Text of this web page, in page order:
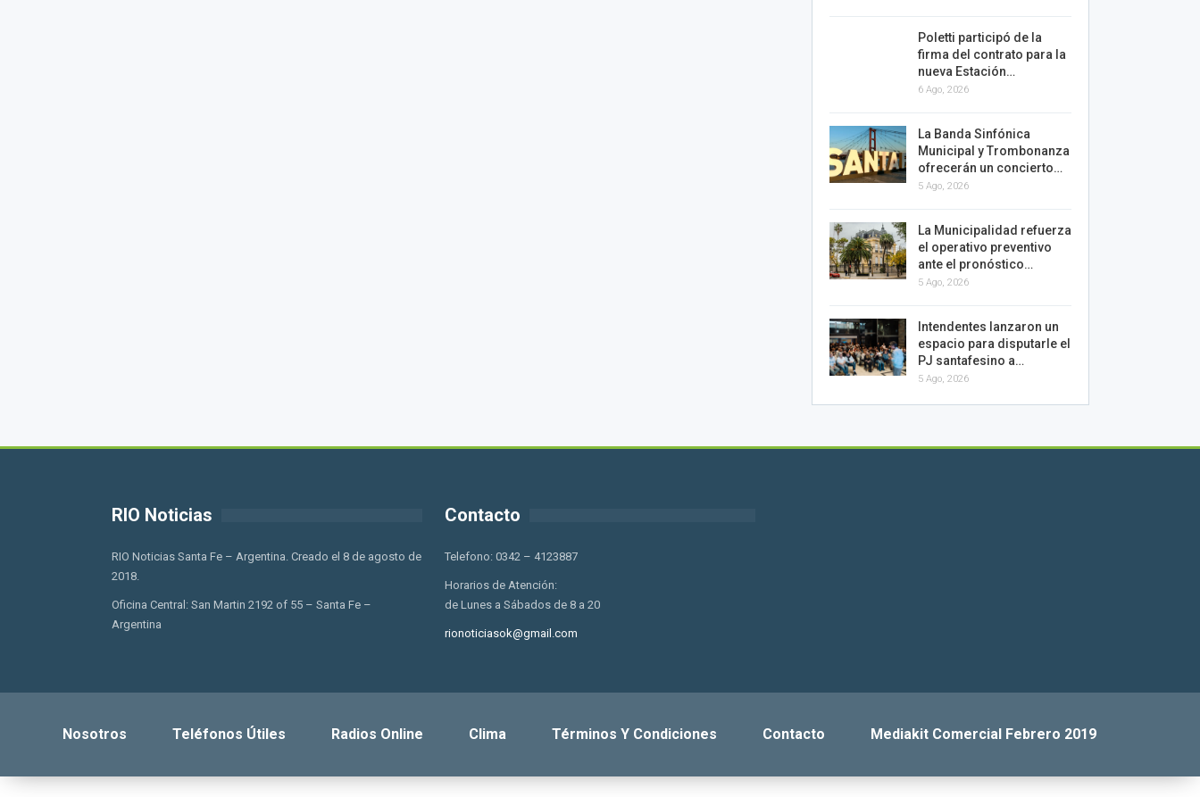
Poletti participó de la
firma del contrato para la
nueva Estación…
6 Ago, 2026
La Banda Sinfónica
Municipal y Trombonanza
ofrecerán un concierto…
5 Ago, 2026
La Municipalidad refuerza
el operativo preventivo
ante el pronóstico…
5 Ago, 2026
Intendentes lanzaron un
espacio para disputarle el
PJ santafesino a…
5 Ago, 2026
RIO Noticias
RIO Noticias Santa Fe – Argentina. Creado el 8 de agosto de
2018.
Oficina Central: San Martin 2192 of 55 – Santa Fe –
Argentina
Contacto
Telefono: 0342 – 4123887
Horarios de Atención:
de Lunes a Sábados de 8 a 20
rionoticiasok@gmail.com
Nosotros Teléfonos Útiles Radios Online Clima Términos Y Condiciones Contacto Mediakit Comercial Febrero 2019